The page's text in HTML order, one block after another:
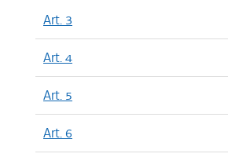
Art. 3
Art. 4
Art. 5
Art. 6